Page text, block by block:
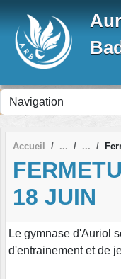
Accueil
18 JUIN
Le gymnase d'Auriol
d'entrainement et de